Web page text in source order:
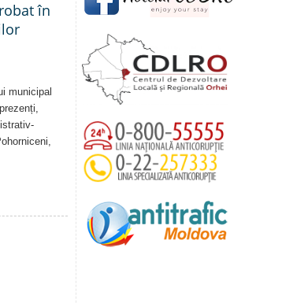
în
municipal